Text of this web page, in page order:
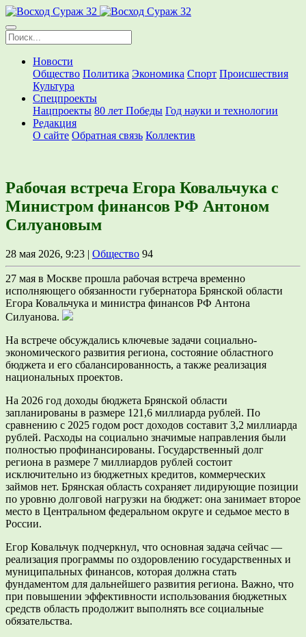
Новости
Общество Политика Экономика Спорт Происшествия
Культура
Спецпроекты
Нацпроекты 80 лет Победы Год науки и технологии
Редакция
О сайте Обратная связь Коллектив
Рабочая встреча Егора Ковальчука с
Министром финансов РФ Антоном
Силуановым
28 мая 2026, 9:23 | Общество 94
27 мая в Москве прошла рабочая встреча временно
исполняющего обязанности губернатора Брянской области
Егора Ковальчука и министра финансов РФ Антона
Силуанова.
На встрече обсуждались ключевые задачи социально-
экономического развития региона, состояние областного
бюджета и его сбалансированность, а также реализация
национальных проектов.
На 2026 год доходы бюджета Брянской области
запланированы в размере 121,6 миллиарда рублей. По
сравнению с 2025 годом рост доходов составит 3,2 миллиарда
рублей. Расходы на социально значимые направления были
полностью профинансированы. Государственный долг
региона в размере 7 миллиардов рублей состоит
исключительно из бюджетных кредитов, коммерческих
займов нет. Брянская область сохраняет лидирующие позиции
по уровню долговой нагрузки на бюджет: она занимает второе
место в Центральном федеральном округе и седьмое место в
России.
Егор Ковальчук подчеркнул, что основная задача сейчас —
реализация программы по оздоровлению государственных и
муниципальных финансов, которая должна стать
фундаментом для дальнейшего развития региона. Важно, что
при повышении эффективности использования бюджетных
средств область продолжит выполнять все социальные
обязательства.